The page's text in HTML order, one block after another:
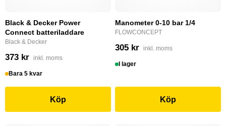
Black & Decker Power
Connect batteriladdare
Black & Decker
373 kr inkl. moms
Bara 5 kvar
Köp
Manometer 0-10 bar 1/4
FLOWCONCEPT
305 kr inkl. moms
I lager
Köp